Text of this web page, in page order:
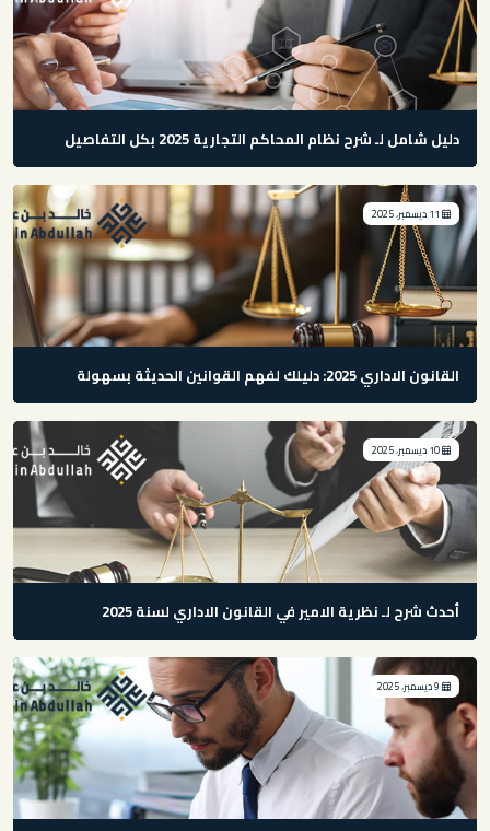
دليل شامل لـ شرح نظام المحاكم التجارية 2025 بكل التفاصيل
القانون الاداري 2025: دليلك لفهم القوانين الحديثة بسهولة
أحدث شرح لـ نظرية الامير في القانون الاداري لسنة 2025